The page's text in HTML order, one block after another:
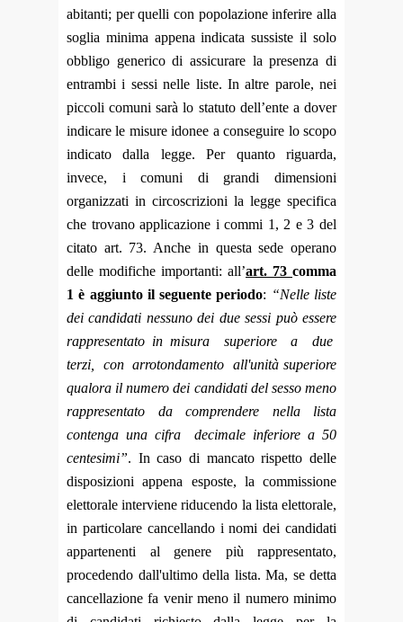
abitanti; per quelli con popolazione inferire alla
soglia minima appena indicata sussiste il solo
obbligo generico di assicurare la presenza di
entrambi i sessi nelle liste. In altre parole, nei
piccoli comuni sarà lo statuto dell’ente a dover
indicare le misure idonee a conseguire lo scopo
indicato dalla legge. Per quanto riguarda,
invece, i comuni di grandi dimensioni
organizzati in circoscrizioni la legge specifica
che trovano applicazione i commi 1, 2 e 3 del
citato art. 73. Anche in questa sede operano
delle modifiche importanti: all’art. 73 comma
1 è aggiunto il seguente periodo: “Nelle liste
dei candidati nessuno dei due sessi può essere
rappresentato in misura superiore a due
terzi, con arrotondamento all'unità superiore
qualora il numero dei candidati del sesso meno
rappresentato da comprendere nella lista
contenga una cifra decimale inferiore a 50
centesimi”. In caso di mancato rispetto delle
disposizioni appena esposte, la commissione
elettorale interviene riducendo la lista elettorale,
in particolare cancellando i nomi dei candidati
appartenenti al genere più rappresentato,
procedendo dall'ultimo della lista. Ma, se detta
cancellazione fa venir meno il numero minimo